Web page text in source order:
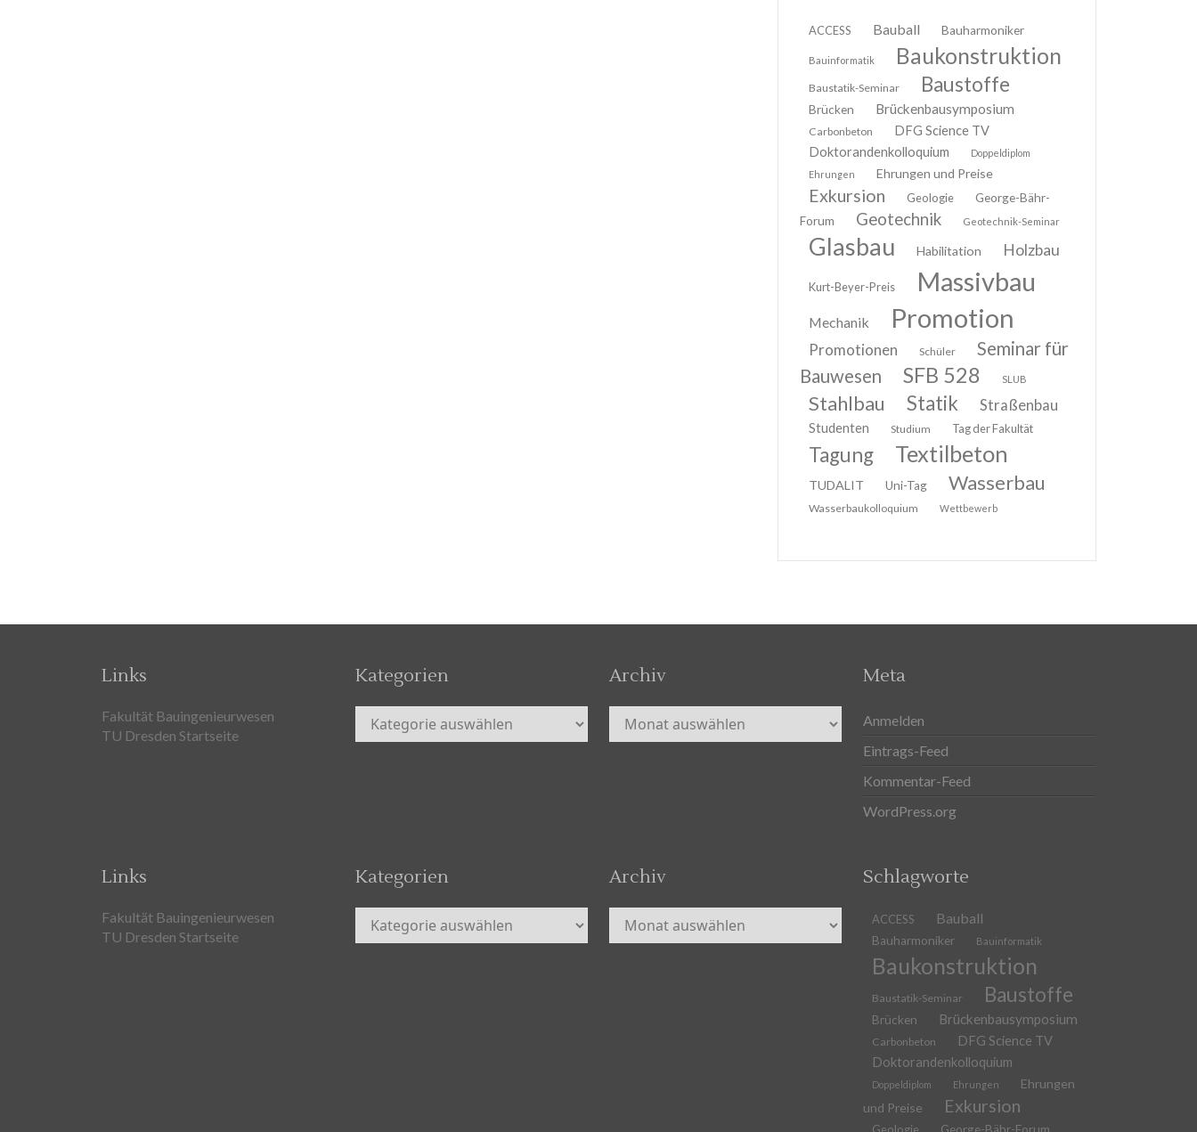
ACCESS Bauball Bauharmoniker
Bauinformatik Baukonstruktion
Baustatik-Seminar Baustoffe
Brücken Brückenbausymposium
Carbonbeton
DFG Science TV
Doktorandenkolloquium
Doppeldiplom
Ehrungen
Ehrungen und Preise
Exkursion Geologie
George-Bähr-
Forum
Geotechnik Geotechnik-Seminar
Glasbau Habilitation Holzbau
Kurt-Beyer-Preis Massivbau
Mechanik Promotion
Promotionen Schüler
Seminar für
Bauwesen
SFB 528 SLUB
Stahlbau Statik Straßenbau
Studenten Studium Tag der Fakultät
Tagung Textilbeton
TUDALIT Uni-Tag Wasserbau
Wasserbaukolloquium Wettbewerb
Links
Fakultät Bauingenieurwesen
TU Dresden Startseite
Kategorien
Kategorien
Archiv
Archiv
Meta
Anmelden
Eintrags-Feed
Kommentar-Feed
WordPress.org
Links
Fakultät Bauingenieurwesen
TU Dresden Startseite
Kategorien
Kategorien
Archiv
Archiv
Schlagworte
ACCESS Bauball
Bauharmoniker Bauinformatik
Baukonstruktion
Baustatik-Seminar Baustoffe
Brücken Brückenbausymposium
Carbonbeton
DFG Science TV
Doktorandenkolloquium
Doppeldiplom Ehrungen
Ehrungen
und Preise
Exkursion
Geologie George-Bähr-Forum